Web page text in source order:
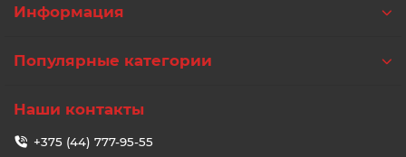
Информация
Популярные категории
Наши контакты
+375 (44) 777-95-55